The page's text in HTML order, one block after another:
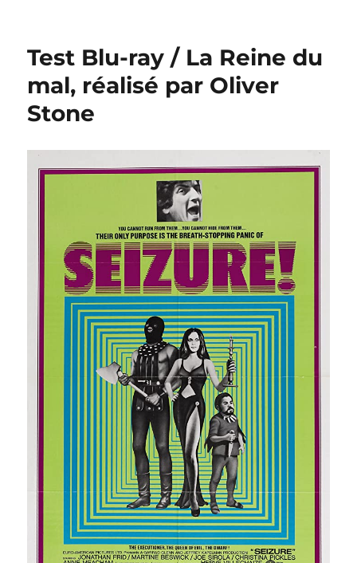
Test Blu-ray / La Reine du
mal, réalisé par Oliver
Stone